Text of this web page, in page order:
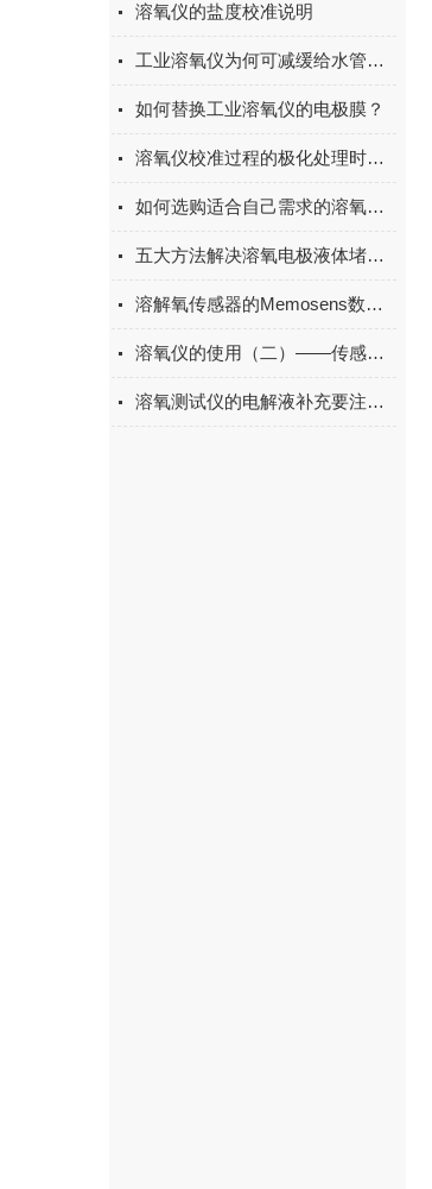
溶氧仪的盐度校准说明
工业溶氧仪为何可减缓给水管道金属材质腐蚀？
如何替换工业溶氧仪的电极膜？
溶氧仪校准过程的极化处理时长解读
如何选购适合自己需求的溶氧仪？
五大方法解决溶氧电极液体堵塞问题
溶解氧传感器的Memosens数字式技术浅析
溶氧仪的使用（二）——传感器的校正
溶氧测试仪的电解液补充要注意哪些事项？